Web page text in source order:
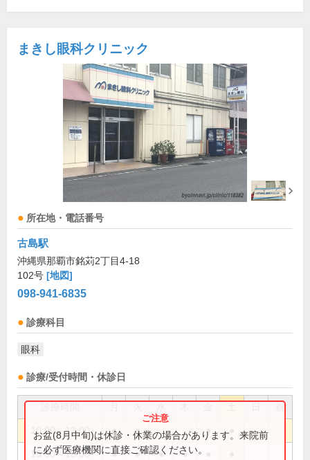
まきし眼科クリニック
所在地・電話番号
古島駅
沖縄県那覇市銘苅2丁目4-18
102号 [地図]
098-941-6835
診療科目
眼科
診療/受付時間・休診日
祝
10:00～13:00 ● ● ●
15:00～18:00 ● ● ● ●
お盆(8月中旬)は休診・休業の場合があります。来院前
に必ず医療機関に直接ご確認ください。